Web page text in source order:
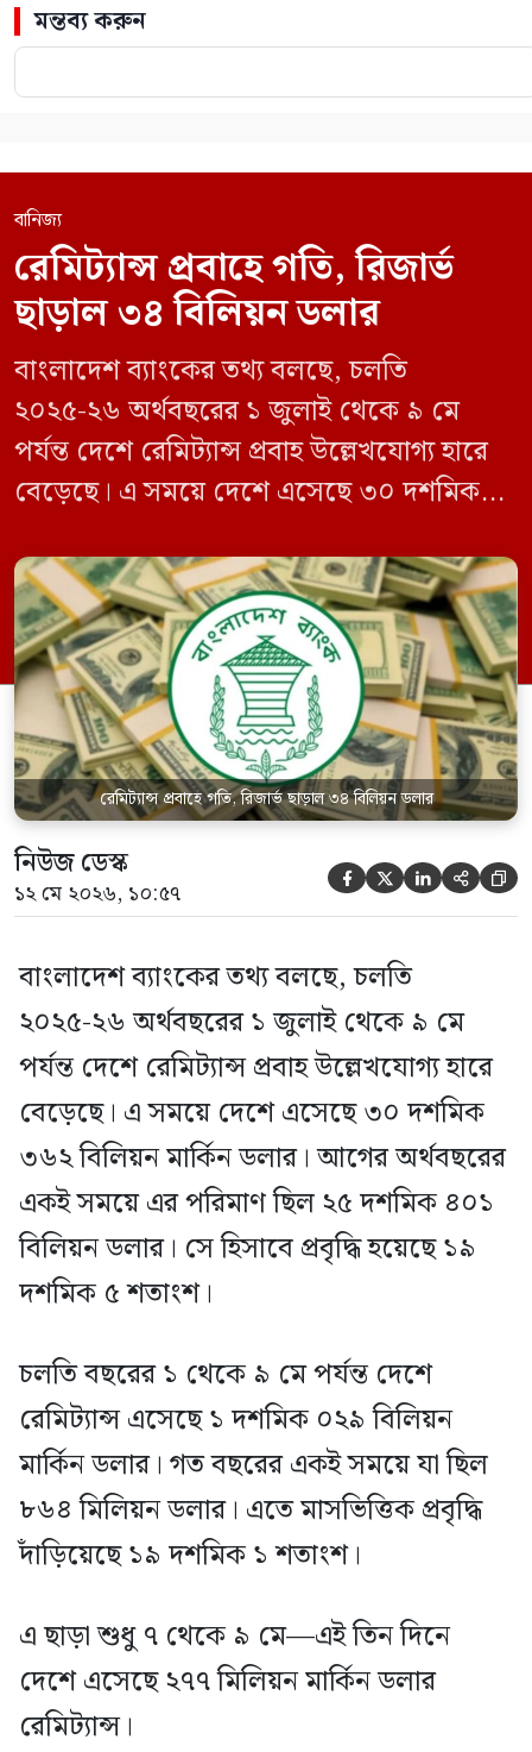
মন্তব্য করুন
বানিজ্য
রেমিট্যান্স প্রবাহে গতি, রিজার্ভ
ছাড়াল ৩৪ বিলিয়ন ডলার
বাংলাদেশ ব্যাংকের তথ্য বলছে, চলতি
২০২৫-২৬ অর্থবছরের ১ জুলাই থেকে ৯ মে
পর্যন্ত দেশে রেমিট্যান্স প্রবাহ উল্লেখযোগ্য হারে
বেড়েছে। এ সময়ে দেশে এসেছে ৩০ দশমিক
একই সময়ে এর পরিমাণ ছিল ২৫ দশমিক ৪০১
বিলিয়ন ডলার। সে হিসাবে প্রবৃদ্ধি হয়েছে ১৯
দশমিক ৫ শতাংশ। চলতি বছরের ১ থেকে ৯ মে
[…]
রেমিট্যান্স প্রবাহে গতি, রিজার্ভ ছাড়াল ৩৪ বিলিয়ন ডলার
নিউজ ডেস্ক
১২ মে ২০২৬, ১০:৫৭     
বাংলাদেশ ব্যাংকের তথ্য বলছে, চলতি
২০২৫-২৬ অর্থবছরের ১ জুলাই থেকে ৯ মে
পর্যন্ত দেশে রেমিট্যান্স প্রবাহ উল্লেখযোগ্য হারে
বেড়েছে। এ সময়ে দেশে এসেছে ৩০ দশমিক
৩৬২ বিলিয়ন মার্কিন ডলার। আগের অর্থবছরের
একই সময়ে এর পরিমাণ ছিল ২৫ দশমিক ৪০১
বিলিয়ন ডলার। সে হিসাবে প্রবৃদ্ধি হয়েছে ১৯
দশমিক ৫ শতাংশ।
চলতি বছরের ১ থেকে ৯ মে পর্যন্ত দেশে
রেমিট্যান্স এসেছে ১ দশমিক ০২৯ বিলিয়ন
মার্কিন ডলার। গত বছরের একই সময়ে যা ছিল
৮৬৪ মিলিয়ন ডলার। এতে মাসভিত্তিক প্রবৃদ্ধি
দাঁড়িয়েছে ১৯ দশমিক ১ শতাংশ।
এ ছাড়া শুধু ৭ থেকে ৯ মে—এই তিন দিনে
দেশে এসেছে ২৭৭ মিলিয়ন মার্কিন ডলার
রেমিট্যান্স।